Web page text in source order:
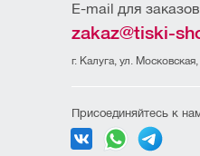
E-mail для заказов
zakaz@tiski-
г. Калуга, ул.
Присоединяйтесь к